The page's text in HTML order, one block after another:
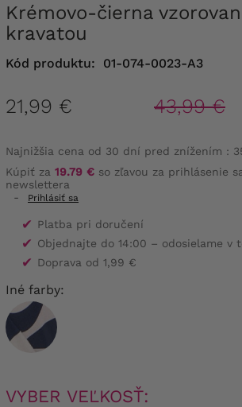
Krémovo-čierna vzorovaná blúzka s
kravatou
Kód produktu: 01-074-0023-A3
21,99 € 43,99 €
Najnižšia cena od 30 dní pred znížením :
Kúpiť za 19.79 € so zľavou za prihlásenie
newslettera
-
Prihlásiť sa
✔ Platba pri doručení
✔ Objednajte do 14:00 – odosielame v
✔ Doprava od 1,99 €
Iné farby:
VYBER VEĽKOSŤ: